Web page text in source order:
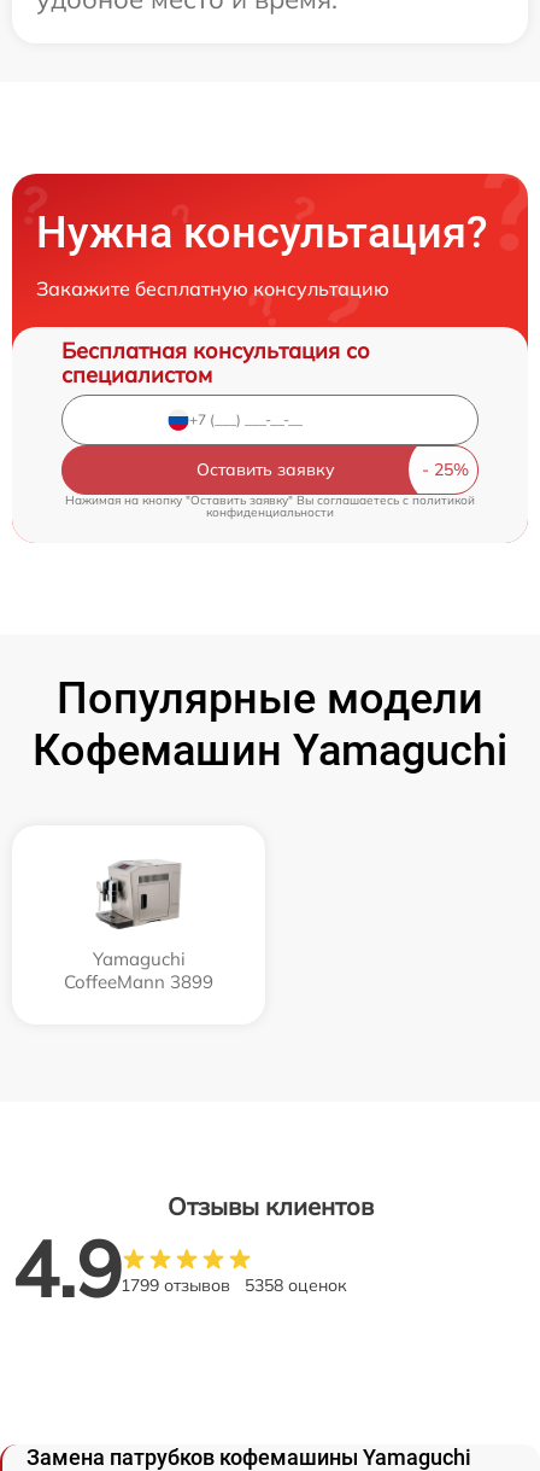
Нужна консультация?
Закажите бесплатную консультацию
Бесплатная консультация со
специалистом
Оставить заявку
Нажимая на кнопку "Оставить заявку" Вы соглашаетесь cполитикой
конфиденциальности
Популярные модели
Кофемашин Yamaguchi
Yamaguchi
CoffeeMann 3899
Отзывы клиентов
4.91799 отзывов 5358 оценок
Замена патрубков кофемашины Yamaguchi